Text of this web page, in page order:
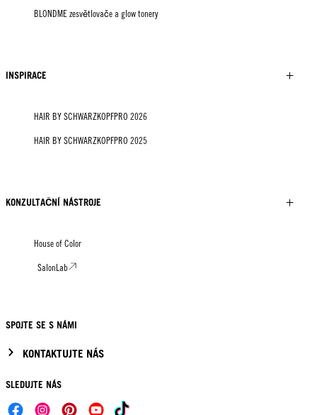
BLONDME zesvětlovače a glow tonery
INSPIRACE
HAIR BY SCHWARZKOPFPRO 2026
HAIR BY SCHWARZKOPFPRO 2025
KONZULTAČNÍ NÁSTROJE
House of Color
SalonLab
SPOJTE SE S NÁMI
KONTAKTUJTE NÁS
SLEDUJTE NÁS